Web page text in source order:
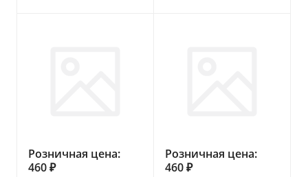
Розничная цена:
460 ₽
Розничная цена:
460 ₽